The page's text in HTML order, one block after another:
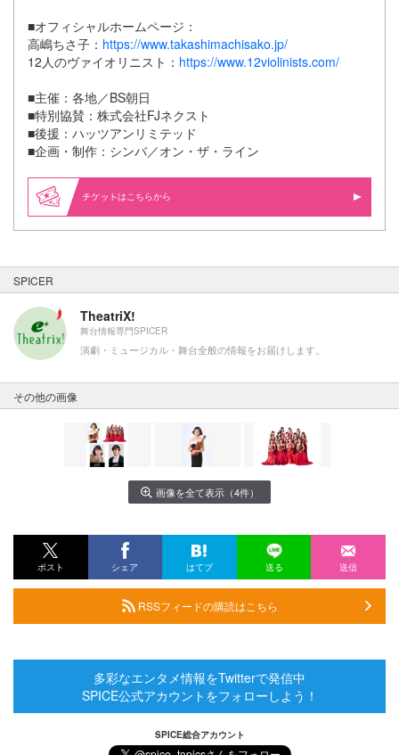
■オフィシャルホームページ：
高嶋ちさ子： https://www.takashimachisako.jp/
12人のヴァイオリニスト： https://www.12violinists.com/
■主催：各地／BS朝日
■特別協賛：株式会社FJネクスト
■後援：ハッツアンリミテッド
■企画・制作：シンバ／オン・ザ・ライン
はこちらから
SPICER
TheatriX!
舞台情報専門SPICER
演劇・ミュージカル・舞台全般の情報をお届けします。
その他の画像
画像を全て表示（4件）
ポスト シェア はてブ 送る 送信
RSSフィードの購読はこちら
多彩なエンタメ情報をTwitterで発信中
SPICE公式アカウントをフォローしよう！
SPICE総合アカウント